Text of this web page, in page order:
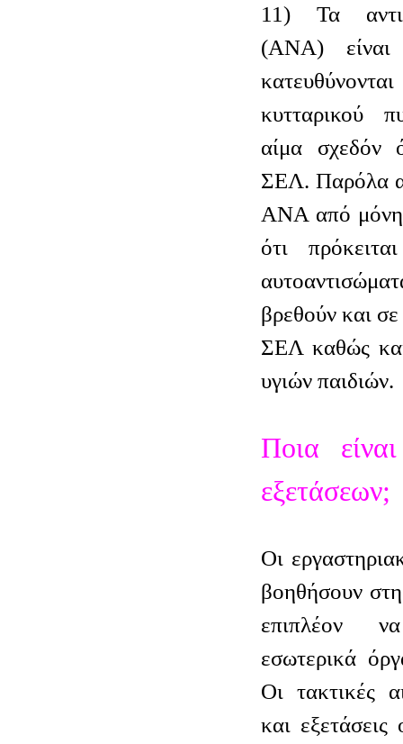
11) Τα
(ΑΝΑ) είναι
κυτταρικού
αίμα σχεδόν
ΣΕΛ. Παρόλα
ΑΝΑ από μόνη
ότι
βρεθούν και
ΣΕΛ καθώς
υγιών παιδιών.
Ποια
εξετάσεων;
Οι
βοηθήσουν
επιπλέον
εσωτερικά
Οι τακτικές
και εξετάσεις